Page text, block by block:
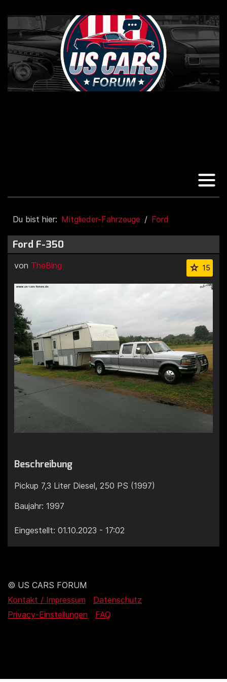
Du bist hier: Mitglieder-Fahrzeuge Ford
Ford F-350
15
von TheBing
Beschreibung
Pickup 7,3 Liter Diesel, 250 PS (1997)
Baujahr: 1997
Eingestellt: 01.10.2023 - 17:02
© US CARS FORUM
Kontakt / Impressum
Datenschutz
Privacy-Einstellungen
FAQ